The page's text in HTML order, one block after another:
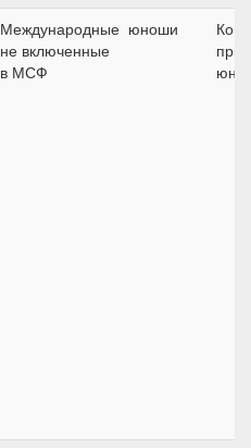
Международные
не включенные
в МСФ
юноши